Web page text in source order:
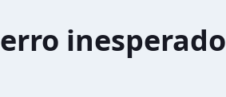
erro inesperado